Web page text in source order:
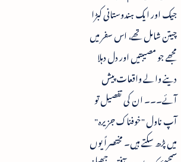
جیک اور ایک ہندوستانی کبڑا
چیتن شامل تھے، اس سفر میں
مجھے جو مصیبتیں اور دل دہلا
دینے والے واقعات پیش
آئے۔۔۔ ان کی تفصیل تو
آپ ناول "خوفناک جزیرہ"
میں پڑھ سکتے ہیں۔ مختصراً یوں